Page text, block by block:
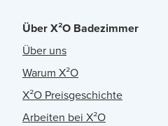
Über X²O Badezimmer
Über uns
Warum X²O
X²O Preisgeschichte
Arbeiten bei X²O